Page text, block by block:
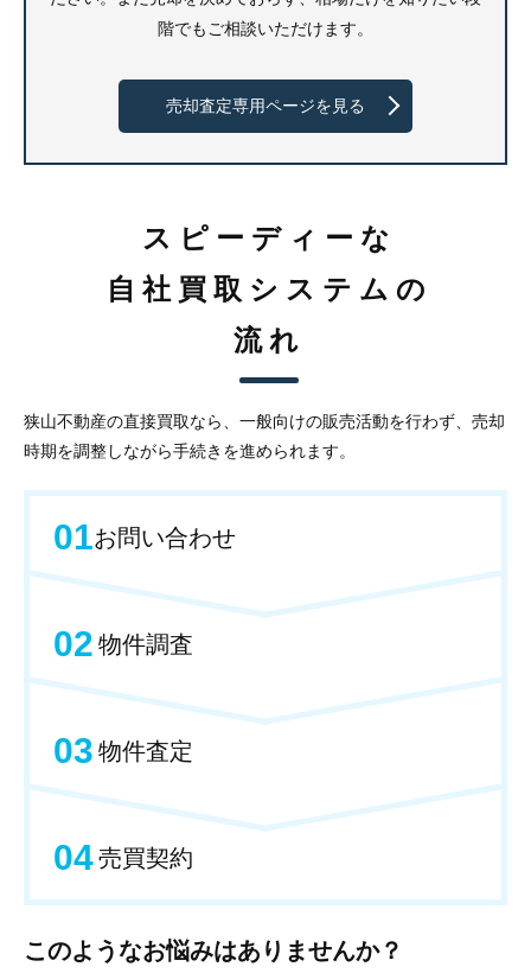
階でもご相談いただけます。
売却査定専用ページを見る
スピーディーな
自社買取システムの
流れ
狭山不動産の直接買取なら、一般向けの販売活動を行わず、売却
時期を調整しながら手続きを進められます。
01お問い合わせ
02 物件調査
03 物件査定
04売買契約
このようなお悩みはありませんか？